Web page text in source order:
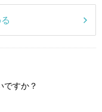
ですか？